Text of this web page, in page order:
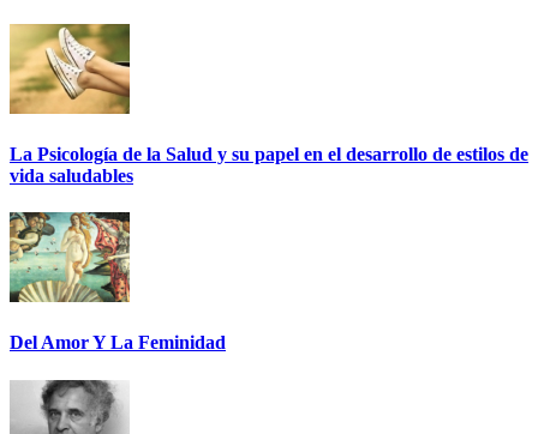
La Psicología de la Salud y su papel en el desarrollo de estilos de
vida saludables
Del Amor Y La Feminidad